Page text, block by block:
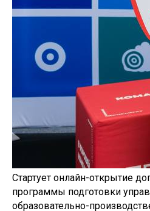
Стартует онлайн-открытие
программы подготовки
образовательно-